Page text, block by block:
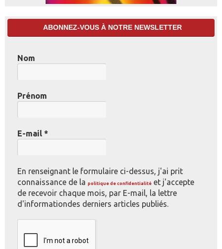
ABONNEZ-VOUS À NOTRE NEWSLETTER
Nom
Prénom
E-mail *
En renseignant le formulaire ci-dessus, j'ai prit
connaissance de la politique de confidentialité et j'accepte
de recevoir chaque mois, par E-mail, la lettre
d'informationdes derniers articles publiés.